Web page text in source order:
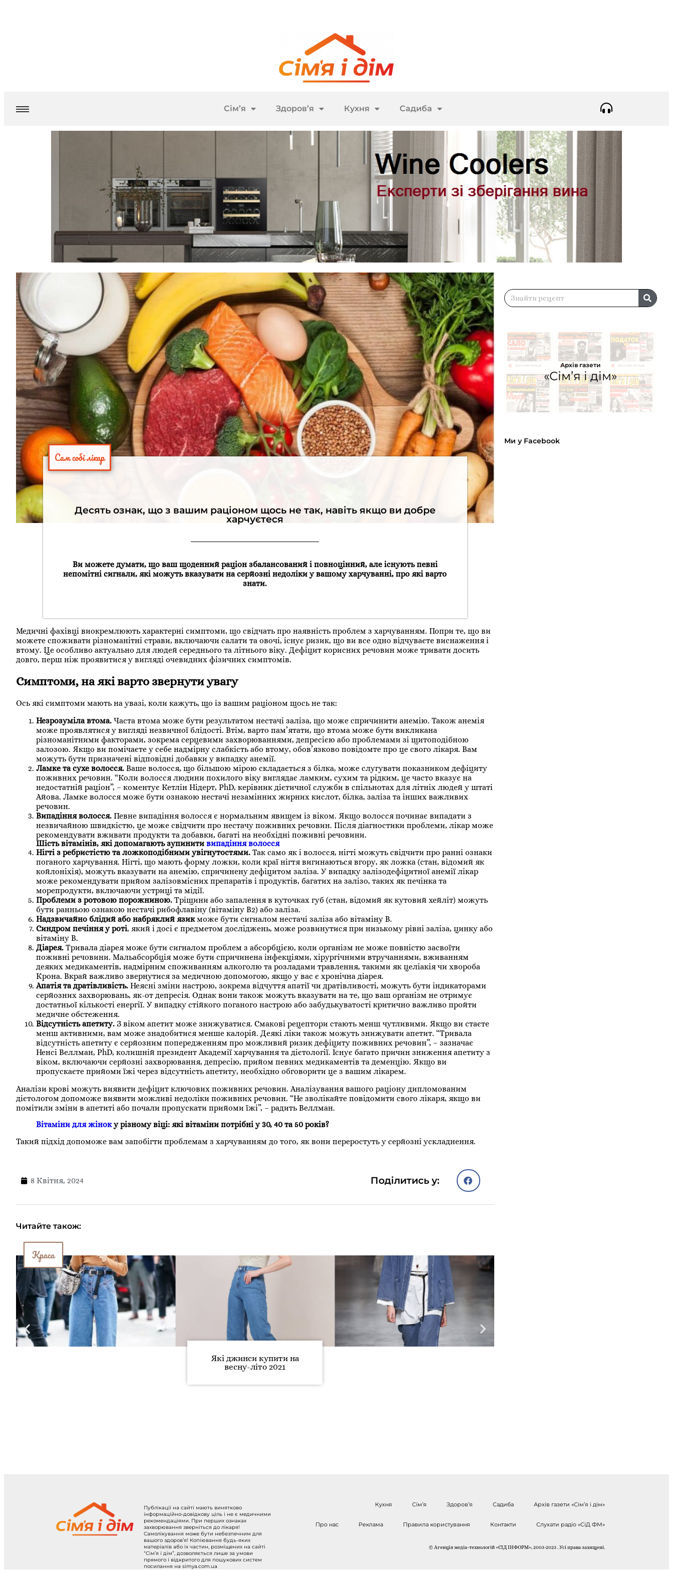
Сім’я Здоров’я Кухня Садиба
Сам собі лікар
Десять ознак, що з вашим раціоном щось не так, навіть якщо ви добре
харчуєтеся
Ви можете думати, що ваш щоденний раціон збалансований і повноцінний, але існують певні
непомітні сигнали, які можуть вказувати на серйозні недоліки у вашому харчуванні, про які варто
знати.
Медичні фахівці виокремлюють характерні симптоми, що свідчать про наявність проблем з харчуванням. Попри те, що ви
можете споживати різноманітні страви, включаючи салати та овочі, існує ризик, що ви все одно відчуваєте виснаження і
втому. Це особливо актуально для людей середнього та літнього віку. Дефіцит корисних речовин може тривати досить
довго, перш ніж проявитися у вигляді очевидних фізичних симптомів.
Симптоми, на які варто звернути увагу
Ось які симптоми мають на увазі, коли кажуть, що із вашим раціоном щось не так:
Незрозуміла втома. Часта втома може бути результатом нестачі заліза, що може спричинити анемію. Також анемія
може проявлятися у вигляді незвичної блідості. Втім, варто пам’ятати, що втома може бути викликана
різноманітними факторами, зокрема серцевими захворюваннями, депресією або проблемами зі щитоподібною
залозою. Якщо ви помічаєте у себе надмірну слабкість або втому, обов’язково повідомте про це свого лікаря. Вам
можуть бути призначені відповідні добавки у випадку анемії.
Ламке та сухе волосся. Ваше волосся, що більшою мірою складається з білка, може слугувати показником дефіциту
поживних речовин. “Коли волосся людини похилого віку виглядає ламким, сухим та рідким, це часто вказує на
недостатній раціон”, – коментує Кетлін Нідерт, PhD, керівник дієтичної служби в спільнотах для літніх людей у штаті
Айова. Ламке волосся може бути ознакою нестачі незамінних жирних кислот, білка, заліза та інших важливих
речовин.
Випадіння волосся. Певне випадіння волосся є нормальним явищем із віком. Якщо волосся починає випадати з
незвичайною швидкістю, це може свідчити про нестачу поживних речовин. Після діагностики проблеми, лікар може
рекомендувати вживати продукти та добавки, багаті на необхідні поживні речовини.
Шість вітамінів, які допомагають зупинити випадіння волосся
Нігті з ребристістю та ложкоподібними увігнутостями. Так само як і волосся, нігті можуть свідчити про ранні ознаки
поганого харчування. Нігті, що мають форму ложки, коли краї нігтя вигинаються вгору, як ложка (стан, відомий як
койлоніхія), можуть вказувати на анемію, спричинену дефіцитом заліза. У випадку залізодефіцитної анемії лікар
може рекомендувати прийом залізовмісних препаратів і продуктів, багатих на залізо, таких як печінка та
морепродукти, включаючи устриці та мідії.
Проблеми з ротовою порожниною. Тріщини або запалення в куточках губ (стан, відомий як кутовий хейліт) можуть
бути ранньою ознакою нестачі рибофлавіну (вітаміну В2) або заліза.
Надзвичайно блідий або набряклий язикможе бути сигналом нестачі заліза або вітаміну B.
Синдром печіння у роті, який і досі є предметом досліджень, може розвинутися при низькому рівні заліза, цинку або
вітаміну B.
Діарея. Тривала діарея може бути сигналом проблем з абсорбцією, коли організм не може повністю засвоїти
поживні речовини. Мальабсорбція може бути спричинена інфекціями, хірургічними втручаннями, вживанням
деяких медикаментів, надмірним споживанням алкоголю та розладами травлення, такими як целіакія чи хвороба
Крона. Вкрай важливо звернутися за медичною допомогою, якщо у вас є хронічна діарея.
Апатія та дратівливість. Неясні зміни настрою, зокрема відчуття апатії чи дратівливості, можуть бути індикаторами
серйозних захворювань, як-от депресія. Однак вони також можуть вказувати на те, що ваш організм не отримує
достатньої кількості енергії. У випадку стійкого поганого настрою або забудькуватості критично важливо пройти
медичне обстеження.
Відсутність апетиту. З віком апетит може знижуватися. Смакові рецептори стають менш чутливими. Якщо ви стаєте
менш активними, вам може знадобитися менше калорій. Деякі ліки також можуть знижувати апетит. “Тривала
відсутність апетиту є серйозним попередженням про можливий ризик дефіциту поживних речовин”, – зазначає
Ненсі Веллман, PhD, колишній президент Академії харчування та дієтології. Існує багато причин зниження апетиту з
віком, включаючи серйозні захворювання, депресію, прийом певних медикаментів та деменцію. Якщо ви
пропускаєте прийоми їжі через відсутність апетиту, необхідно обговорити це з вашим лікарем.
Аналізи крові можуть виявити дефіцит ключових поживних речовин. Аналізування вашого раціону дипломованим
дієтологом допоможе виявити можливі недоліки поживних речовин. “Не зволікайте повідомити свого лікаря, якщо ви
помітили зміни в апетиті або почали пропускати прийоми їжі”, – радить Веллман.
Вітаміни для жіноку різному віці: які вітаміни потрібні у 30, 40 та 50 років?
Такий підхід допоможе вам запобігти проблемам з харчуванням до того, як вони переростуть у серйозні ускладнення.
8 Квітня, 2024 Поділитись у:
Читайте також:
Краса
Які джинси купити на
весну-літо 2021
Архів газети
«Сім’я і дім»
Ми у Facebook
Публікації на сайті мають винятково
інформаційно-довідкову ціль і не є медичними
рекомендаціями. При перших ознаках
захворювання зверніться до лікаря!
Самолікування може бути небезпечним для
вашого здоров’я! Копіювання будь-яких
матеріалів або їх частин, розміщених на сайті
“Сім’я і дім”, дозволяється лише за умови
прямого і відкритого для пошукових систем
посилання на simya.com.ua
Кухня Сім’я Здоров’я Садиба Архів газети «Сім’я і дім»
Про нас Реклама Правила користування Контакти Слухати радіо «СіД ФМ»
© Агенція медіа-технологій «СІД ІНФОРМ», 2003-2023 . Усі права захищені.